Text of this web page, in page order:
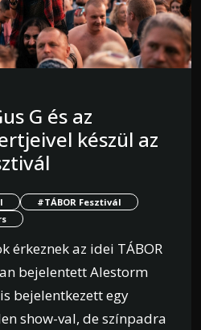
G és az
készül az
#TÁBOR Fesztivál
érkeznek az idei TÁBOR
bejelentett Alestorm
bejelentkezett egy
show-val, de színpadra